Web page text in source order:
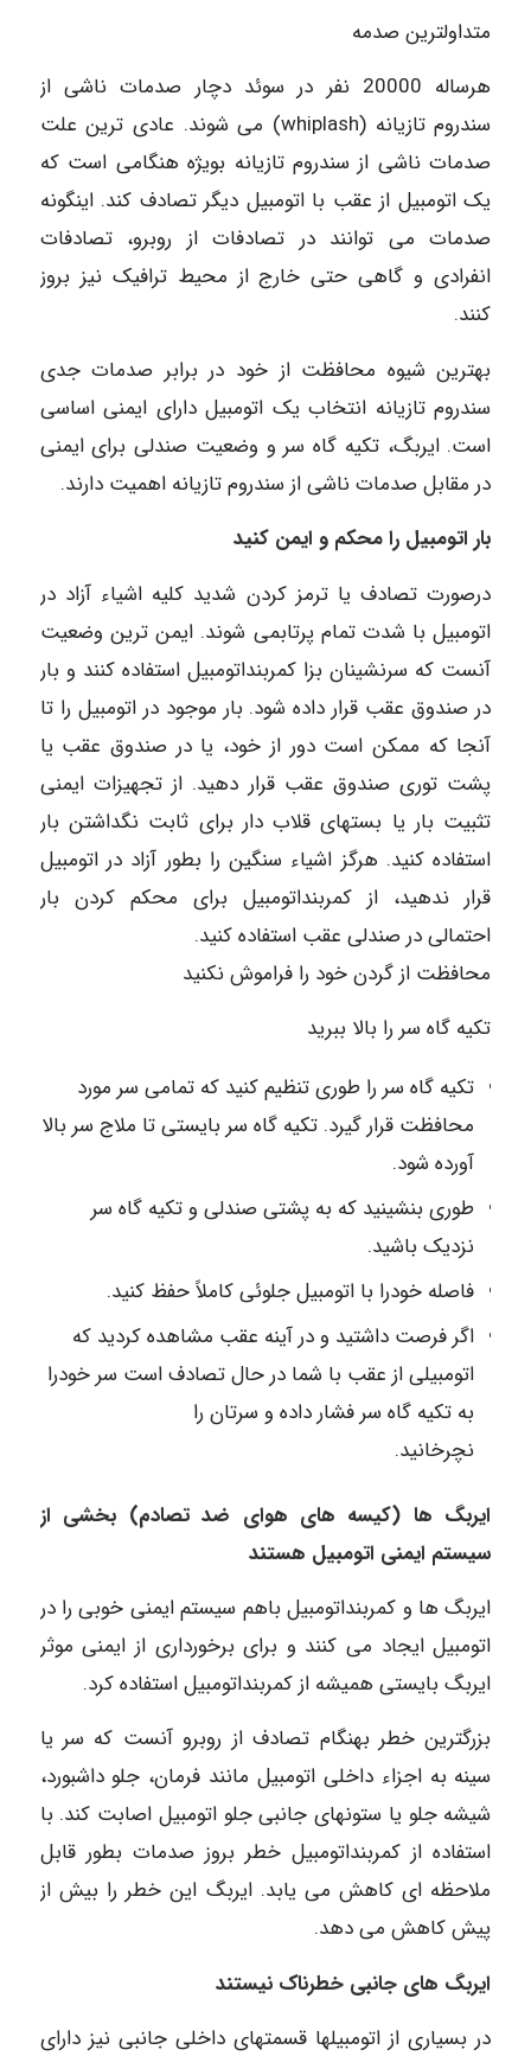
متداولترین صدمه
هرساله 20000 نفر در سوئد دچار صدمات ناشی از
سندروم تازیانه (whiplash) می شوند. عادی ترین علت
صدمات ناشی از سندروم تازیانه بویژه هنگامی است که
یک اتومبیل از عقب با اتومبیل دیگر تصادف کند. اینگونه
صدمات می توانند در تصادفات از روبرو، تصادفات
انفرادی و گاهی حتی خارج از محیط ترافیک نیز بروز
کنند.
بهترین شیوه محافظت از خود در برابر صدمات جدی
سندروم تازیانه انتخاب یک اتومبیل دارای ایمنی اساسی
است. ایربگ، تکیه گاه سر و وضعیت صندلی برای ایمنی
در مقابل صدمات ناشی از سندروم تازیانه اهمیت دارند.
بار اتومبیل را محکم و ایمن کنید
درصورت تصادف یا ترمز کردن شدید کلیه اشیاء آزاد در
اتومبیل با شدت تمام پرتابمی شوند. ایمن ترین وضعیت
آنست که سرنشینان بزا کمربنداتومبیل استفاده کنند و بار
در صندوق عقب قرار داده شود. بار موجود در اتومبیل را تا
آنجا که ممکن است دور از خود، یا در صندوق عقب یا
پشت توری صندوق عقب قرار دهید. از تجهیزات ایمنی
تثبیت بار یا بستهای قلاب دار برای ثابت نگداشتن بار
استفاده کنید. هرگز اشیاء سنگین را بطور آزاد در اتومبیل
قرار ندهید، از کمربنداتومبیل برای محکم کردن بار
احتمالی در صندلی عقب استفاده کنید.
محافظت از گردن خود را فراموش نکنید
تکیه گاه سر را بالا ببرید
تکیه گاه سر را طوری تنظیم کنید که تمامی سر مورد
محافظت قرار گیرد. تکیه گاه سر بایستی تا ملاج سر بالا
آورده شود.
طوری بنشینید که به پشتی صندلی و تکیه گاه سر
نزدیک باشید.
فاصله خودرا با اتومبیل جلوئی کاملاً حفظ کنید.
اگر فرصت داشتید و در آینه عقب مشاهده کردید که
اتومبیلی از عقب با شما در حال تصادف است سر خودرا
به تکیه گاه سر فشار داده و سرتان را
نچرخانید.
ایربگ ها (کیسه های هوای ضد تصادم) بخشی از
سیستم ایمنی اتومبیل هستند
ایربگ ها و کمربنداتومبیل باهم سیستم ایمنی خوبی را در
اتومبیل ایجاد می کنند و برای برخورداری از ایمنی موثر
ایربگ بایستی همیشه از کمربنداتومبیل استفاده کرد.
بزرگترین خطر بهنگام تصادف از روبرو آنست که سر یا
سینه به اجزاء داخلی اتومبیل مانند فرمان، جلو داشبورد،
شیشه جلو یا ستونهای جانبی جلو اتومبیل اصابت کند. با
استفاده از کمربنداتومبیل خطر بروز صدمات بطور قابل
ملاحظه ای کاهش می یابد. ایربگ این خطر را بیش از
پیش کاهش می دهد.
ایربگ های جانبی خطرناک نیستند
در بسیاری از اتومبیلها قسمتهای داخلی جانبی نیز دارای